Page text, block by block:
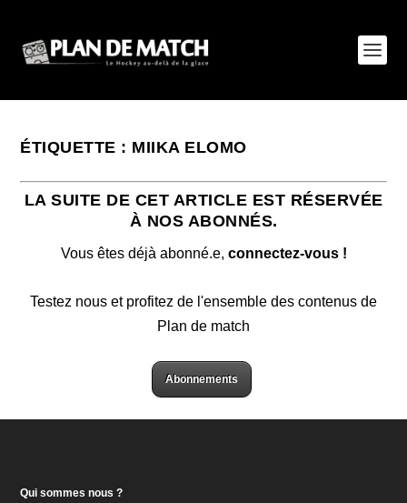
ÉTIQUETTE : MIIKA ELOMO
LA SUITE DE CET ARTICLE EST RÉSERVÉE
À NOS ABONNÉS.
Vous êtes déjà abonné.e, connectez-vous !
Testez nous et profitez de l'ensemble des contenus de
Plan de match
Abonnements
Qui sommes nous ?